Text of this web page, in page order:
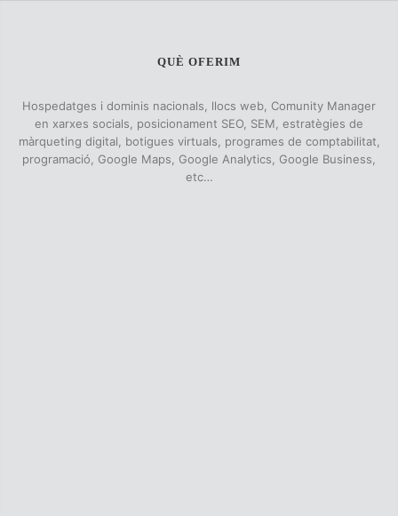
QUÈ OFERIM
Hospedatges i dominis nacionals, llocs web, Comunity Manager
en xarxes socials, posicionament SEO, SEM, estratègies de
màrqueting digital, botigues virtuals, programes de comptabilitat,
programació, Google Maps, Google Analytics, Google Business,
etc…